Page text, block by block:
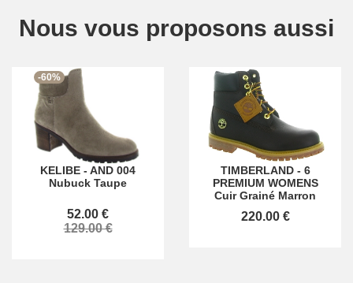
Nous vous proposons aussi
-60%
KELIBE - AND 004
Nubuck Taupe
52.00 €
129.00 €
TIMBERLAND- 6
PREMIUM WOMENS
Cuir Grainé Marron
220.00 €